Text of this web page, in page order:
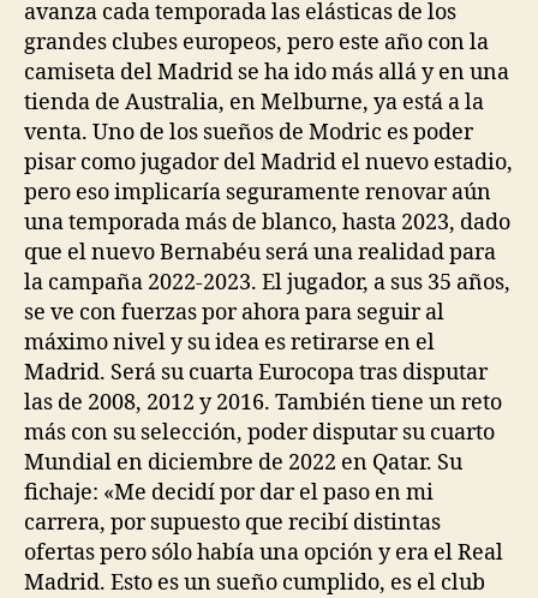
avanza cada temporada las elásticas de los
grandes clubes europeos, pero este año con la
camiseta del Madrid se ha ido más allá y en una
tienda de Australia, en Melburne, ya está a la
venta. Uno de los sueños de Modric es poder
pisar como jugador del Madrid el nuevo estadio,
pero eso implicaría seguramente renovar aún
una temporada más de blanco, hasta 2023, dado
que el nuevo Bernabéu será una realidad para
la campaña 2022-2023. El jugador, a sus 35 años,
se ve con fuerzas por ahora para seguir al
máximo nivel y su idea es retirarse en el
Madrid. Será su cuarta Eurocopa tras disputar
las de 2008, 2012 y 2016. También tiene un reto
más con su selección, poder disputar su cuarto
Mundial en diciembre de 2022 en Qatar. Su
fichaje: «Me decidí por dar el paso en mi
carrera, por supuesto que recibí distintas
ofertas pero sólo había una opción y era el Real
Madrid. Esto es un sueño cumplido, es el club